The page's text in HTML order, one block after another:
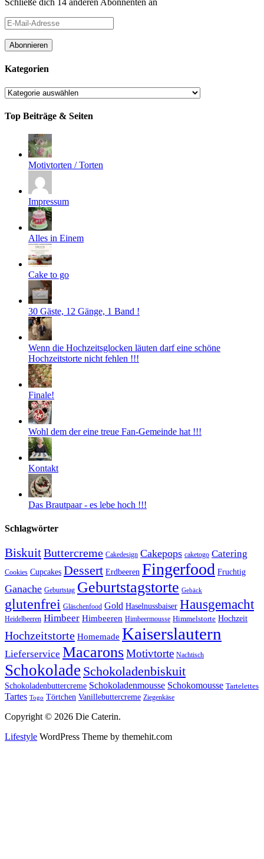
Schließe dich 14 anderen Abonnenten an
E-
Mail-
Adresse
Abonnieren
Kategorien
Kategorien
Top Beiträge & Seiten
Motivtorten / Torten
Impressum
Alles in Einem
Cake to go
30 Gäste, 12 Gänge, 1 Band !
Wenn die Hochzeitsglocken läuten darf eine schöne
Hochzeitstorte nicht fehlen !!!
Finale!
Wohl dem der eine treue Fan-Gemeinde hat !!!
Kontakt
Das Brautpaar - es lebe hoch !!!
Schlagwörter
BiskuitButtercreme Cakedesign Cakepops caketogo Catering
Cookies Cupcakes Dessert Erdbeeren Fingerfood Fruchtig
Ganache Geburtstag Geburtstagstorte Gebäck
glutenfrei Gläschenfood Gold Haselnussbaiser Hausgemacht
Heidelbeeren Himbeer Himbeeren Himbeermousse Himmelstorte Hochzeit
Hochzeitstorte Homemade Kaiserslautern
Lieferservice MacaronsMotivtorte Nachtisch
Schokolade Schokoladenbiskuit
Schokoladenbuttercreme Schokoladenmousse Schokomousse Tartelettes
Tartes Togo Törtchen Vanillebuttercreme Ziegenkäse
Copyright © 2026 Die Caterin.
Lifestyle WordPress Theme by themehit.com